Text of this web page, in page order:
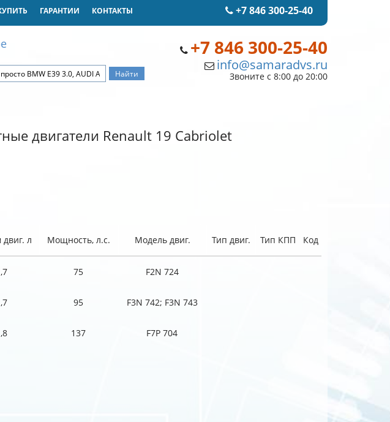
+7 846 300-25-40
ГАРАНТИИ КОНТАКТЫ
+7 846 300-25-40
info@samaradvs.ru
Звоните с 8:00 до 20:00
двигатели Renault 19 Cabriolet
л Мощность, л.с. Модель двиг. Тип двиг. Тип КПП Код
75 F2N 724
95 F3N 742; F3N 743
137 F7P 704